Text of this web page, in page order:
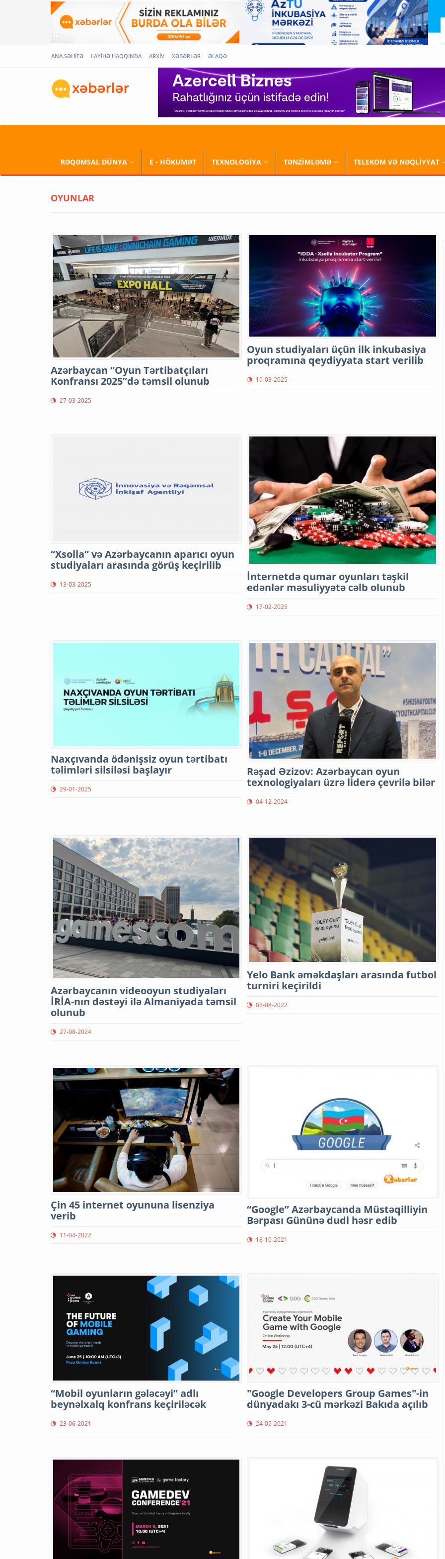
ANA SƏHİFƏ LAYİHƏ HAQQINDA ARXİV XƏBƏRLƏR ƏLAQƏ
RƏQƏMSAL DÜNYA E - HÖKUMƏT TEXNOLOGİYA TƏNZİMLƏMƏ TELEKOM VƏ NƏQLİYYAT
OYUNLAR
Azərbaycan “Oyun Tərtibatçıları
Konfransı 2025”də təmsil olunub
27-03-2025
Oyun studiyaları üçün ilk inkubasiya
proqramına qeydiyyata start verilib
19-03-2025
“Xsolla” və Azərbaycanın aparıcı oyun
studiyaları arasında görüş keçirilib
13-03-2025
İnternetdə qumar oyunları təşkil
edənlər məsuliyyətə cəlb olunub
17-02-2025
Naxçıvanda ödənişsiz oyun tərtibatı
təlimləri silsiləsi başlayır
29-01-2025
Rəşad Əzizov: Azərbaycan oyun
texnologiyaları üzrə liderə çevrilə bilər
04-12-2024
Azərbaycanın videooyun studiyaları
İRİA-nın dəstəyi ilə Almaniyada təmsil
olunub
27-08-2024
Yelo Bank əməkdaşları arasında futbol
turniri keçirildi
02-08-2022
Çin 45 internet oyununa lisenziya
verib
11-04-2022
“Google” Azərbaycanda Müstəqilliyin
Bərpası Gününə dudl həsr edib
18-10-2021
“Mobil oyunların gələcəyi” adlı
beynəlxalq konfrans keçiriləcək
23-06-2021
"Google Developers Group Games"-in
dünyadakı 3-cü mərkəzi Bakıda açılıb
24-05-2021